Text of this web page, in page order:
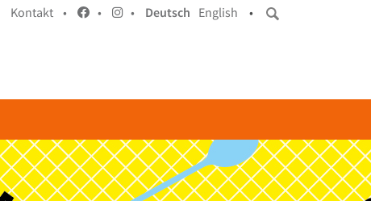
Kontakt • • • Deutsch English •